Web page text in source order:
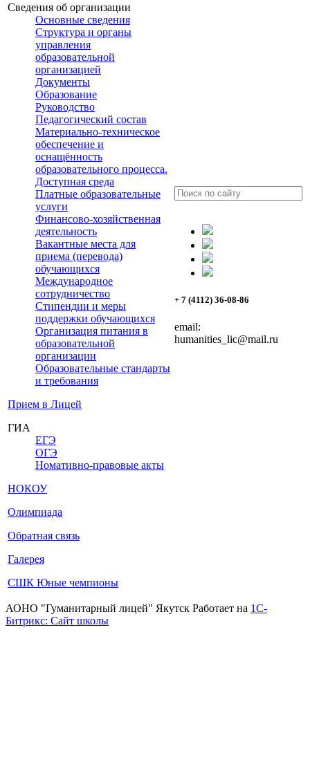
Сведения об организации
Основные сведения
Структура и органы
управления
образовательной
организацией
Документы
Образование
Руководство
Педагогический состав
Материально-техническое
обеспечение и
оснащённость
образовательного процесса.
Доступная среда
Платные образовательные
услуги
Финансово-хозяйственная
деятельность
Вакантные места для
приема (перевода)
обучающихся
Международное
сотрудничество
Стипендии и меры
поддержки обучающихся
Организация питания в
образовательной
организации
Образовательные стандарты
и требования
Прием в Лицей
ГИА
ЕГЭ
ОГЭ
Номативно-правовые акты
НОКОУ
Олимпиада
Обратная связь
Галерея
СШК Юные чемпионы
+ 7 (4112) 36-08-86
email:
humanities_lic@mail.ru
АОНО "Гуманитарный лицей" Якутск Работает на 1C-
Битрикс: Сайт школы